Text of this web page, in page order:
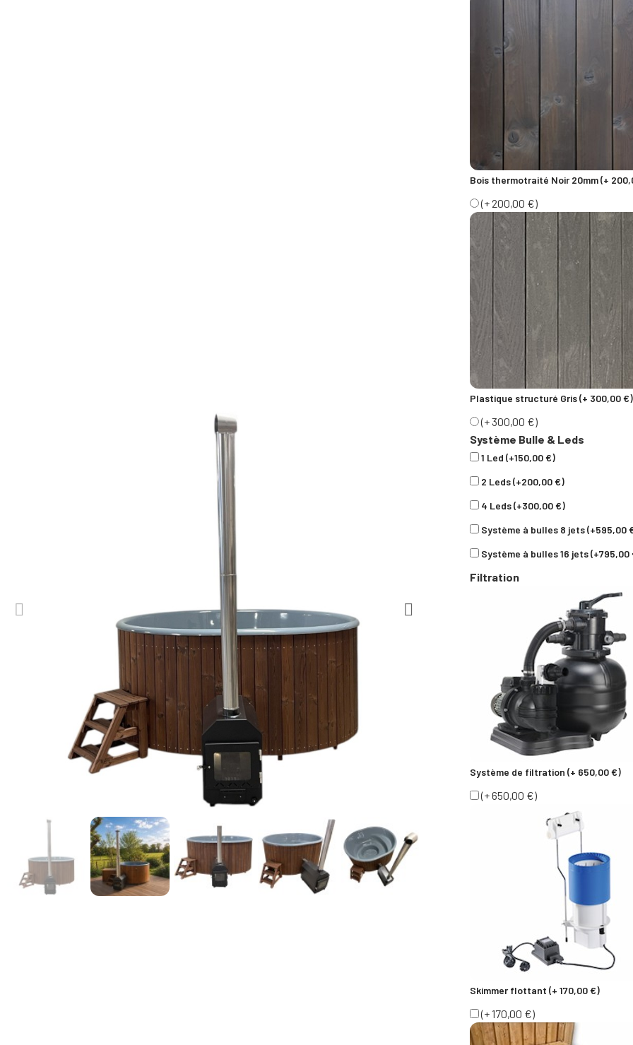
Bois thermotraité Noir 20mm (+
(+ 200,00 €)
Plastique structuré Gris (+ 300,00 €)
(+ 300,00 €)
Système Bulle & Leds
1 Led (+150,00 €)
2 Leds(+200,00 €)
4 Leds(+300,00 €)
Système à bulles 8 jets(+595,00
Système à bulles 16 jets(+795,00
Filtration
Système de filtration (+ 650,00 €)
(+ 650,00 €)
Skimmer flottant (+ 170,00 €)
(+ 170,00 €)